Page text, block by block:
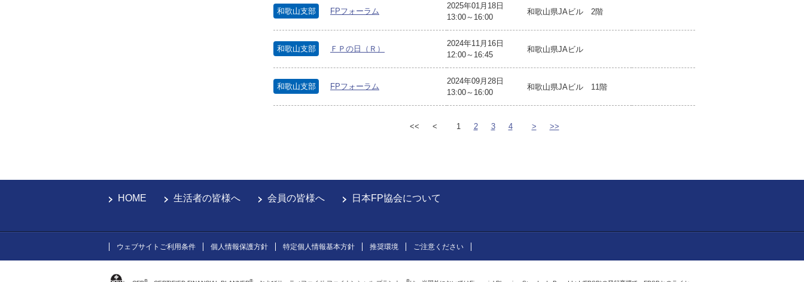
和歌山支部 FPフォーラム
2025年01月18日
13:00～16:00
和歌山県JAビル 2階
和歌山支部 ＦＰの日（Ｒ）
2024年11月16日
12:00～16:45
和歌山県JAビル
和歌山支部 FPフォーラム
2024年09月28日
13:00～16:00
和歌山県JAビル 11階
<< < 1 2 3 4 > >>
HOME 生活者の皆様へ 会員の皆様へ 日本FP協会について
ウェブサイトご利用条件 個人情報保護方針 特定個人情報基本方針 推奨環境 ご注意ください
® ® ®